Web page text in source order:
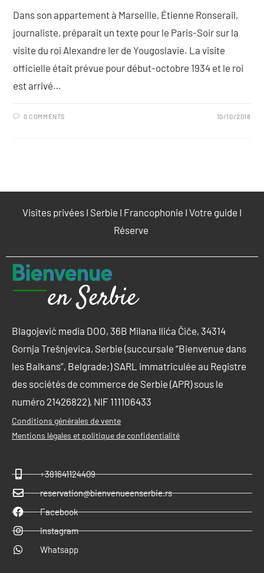
Dans son appartement à Marseille, Étienne Ronserail,
journaliste, préparait un texte pour le Paris-Soir sur la
visite du roi Alexandre Ier de Yougoslavie. La visite
officielle était prévue pour début-octobre 1934 et le roi
est arrivé…
0 COMMENTS 10/10/2018
Visites privées I Serbie I Francophonie I Votre guide I
Réserve
Blagojević media DOO, 36B Milana Ilića Čiče, 34314
Gornja Trešnjevica, Serbie (succursale “Bienvenue dans
les Balkans”, Belgrade;) SARL immatriculée au Registre
des sociétés de commerce de Serbie (APR) sous le
numéro 21426822), NIF 111106433
Conditions générales de vente
Mentions légales et politique de confidentialité
+381641124409
reservation@bienvenueenserbie.rs
Facebook
Instagram
Whatsapp